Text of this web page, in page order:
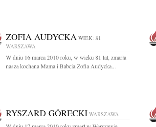
ZOFIA AUDYCKA WIEK: 81
WARSZAWA
W dniu 16 marca 2010 roku, w wieku 81 lat, zmarła
nasza kochana Mama i Babcia Zofia Audycka...
RYSZARD GÓRECKI WARSZAWA